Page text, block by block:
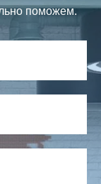
поможем.